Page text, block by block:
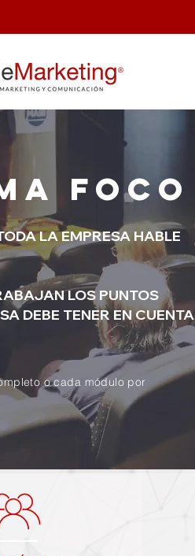
foco
LA EMPRESA HABLE
LOS PUNTOS
DEBE TENER EN CUENTA
o cada módulo por